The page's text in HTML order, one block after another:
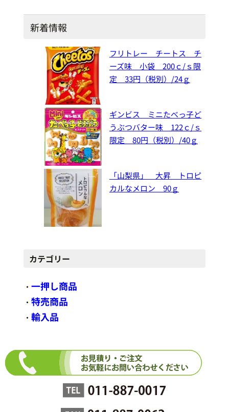
新着情報
フリトレー チートス チ
ーズ味 小袋 200ｃ/ｓ限
定 33円（税別）/24ｇ
ギンビス ミニたべっ子ど
うぶつバター味 122ｃ/ｓ
限定 80円（税別）/40ｇ
「山梨県」 大昇 トロピ
カルなメロン 90ｇ
カテゴリー
・ 一押し商品
・ 特売商品
・ 輸入品